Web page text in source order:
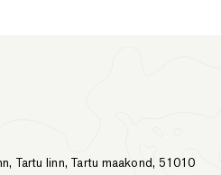
Tartu linn, Tartu maakond, 51010